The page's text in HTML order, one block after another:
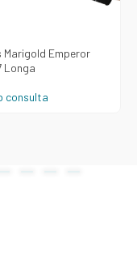
Marigold Emperor
Longa
consulta